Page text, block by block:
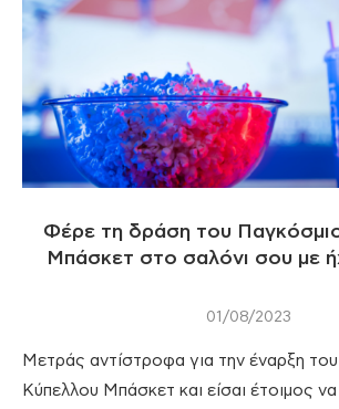
Φέρε τη δράση του
Μπάσκετ στο σαλόνι σου με
01/08/2023
Μετράς αντίστροφα για την έναρξη
Κύπελλου Μπάσκετ και είσαι έτοιμος